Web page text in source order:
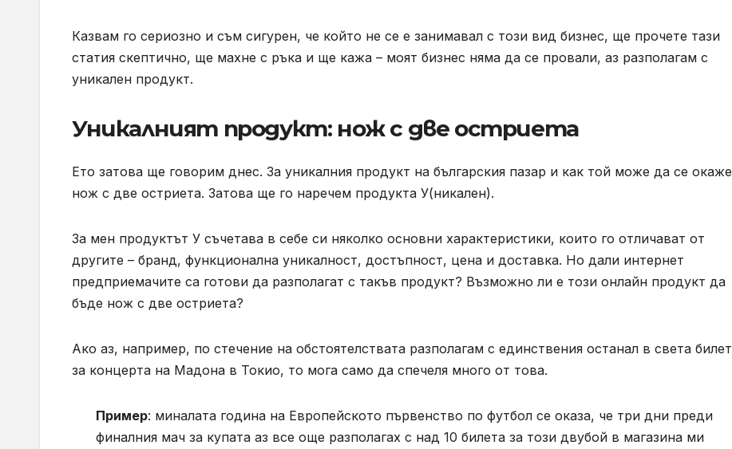
Казвам го сериозно и съм сигурен, че който не се е занимавал с този вид бизнес, ще прочете тази
статия скептично, ще махне с ръка и ще кажа – моят бизнес няма да се провали, аз разполагам с
уникален продукт.
Уникалният продукт: нож с две остриета
Ето затова ще говорим днес. За уникалния продукт на българския пазар и как той може да се окаже
нож с две остриета. Затова ще го наречем продукта У(никален).
За мен продуктът У съчетава в себе си няколко основни характеристики, които го отличават от
другите – бранд, функционална уникалност, достъпност, цена и доставка. Но дали интернет
предприемачите са готови да разполагат с такъв продукт? Възможно ли е този онлайн продукт да
бъде нож с две остриета?
Ако аз, например, по стечение на обстоятелствата разполагам с единствения останал в света билет
за концерта на Мадона в Токио, то мога само да спечеля много от това.
Пример: миналата година на Европейското първенство по футбол се оказа, че три дни преди
финалния мач за купата аз все още разполагах с над 10 билета за този двубой в магазина ми